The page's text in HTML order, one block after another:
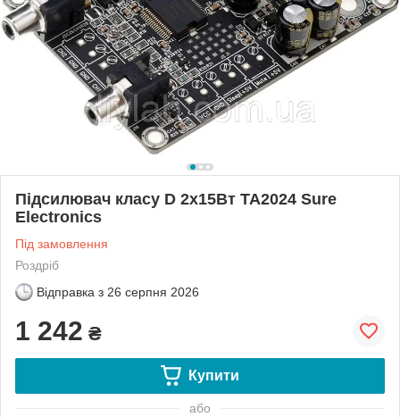
Підсилювач класу D 2х15Вт TA2024 Sure
Electronics
Під замовлення
Роздріб
Відправка з 26 серпня 2026
1 242 ₴
Купити
або